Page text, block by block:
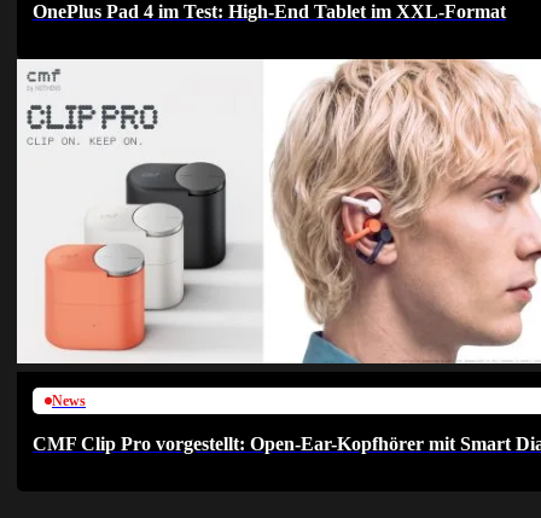
OnePlus Pad 4 im Test: High-End Tablet im XXL-Format
News
CMF Clip Pro vorgestellt: Open-Ear-Kopfhörer mit Smart